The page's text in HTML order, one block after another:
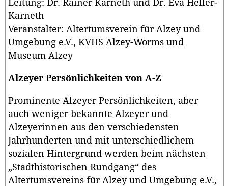
Leitung: Dr. Rainer Karneth und Dr. Eva Heller-
Karneth
Veranstalter: Altertumsverein für Alzey und
Umgebung e.V., KVHS Alzey-Worms und
Museum Alzey
Alzeyer Persönlichkeiten von A-Z
Prominente Alzeyer Persönlichkeiten, aber
auch weniger bekannte Alzeyer und
Alzeyerinnen aus den verschiedensten
Jahrhunderten und mit unterschiedlichem
sozialen Hintergrund werden beim nächsten
„Stadthistorischen Rundgang“ des
Altertumsvereins für Alzey und Umgebung e.V.,